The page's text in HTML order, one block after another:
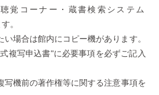
覚コーナー・蔵書検索システム
。
場合は館内にコピー機があります。
複写申込書"に必要事項を必ずご記入
写機前の著作権等に関する注意事項を